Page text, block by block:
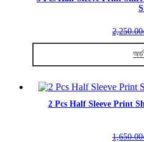
2,250.00
2 Pcs Half Sleeve Print
1,650.00